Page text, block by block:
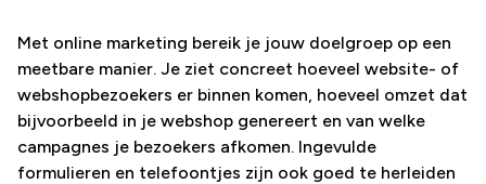
Met online marketing bereik je jouw doelgroep op een
meetbare manier. Je ziet concreet hoeveel website- of
webshopbezoekers er binnen komen, hoeveel omzet dat
bijvoorbeeld in je webshop genereert en van welke
campagnes je bezoekers afkomen. Ingevulde
formulieren en telefoontjes zijn ook goed te herleiden